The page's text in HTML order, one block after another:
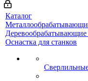
Каталог
Деревообрабатывающие
Оснастка для станков